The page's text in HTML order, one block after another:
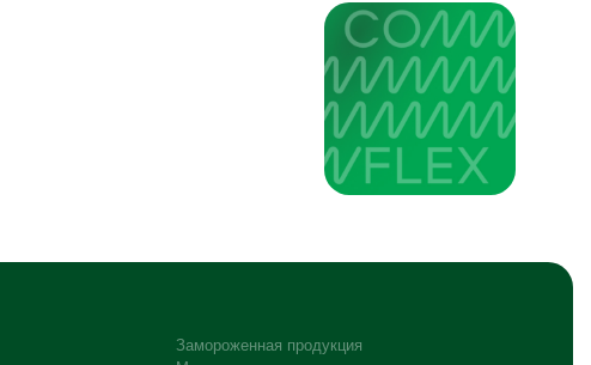
Замороженная продукция